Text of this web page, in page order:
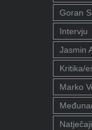
Goran
Intervju
Jasmin
Kritika/
Marko
Natječaji